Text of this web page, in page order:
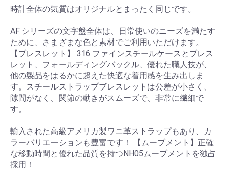
時計全体の気質はオリジナルとまったく同じです。
AF シリーズの文字盤全体は、日常使いのニーズを満たす
ために、さまざまな色と素材でご利用いただけます。
【ブレスレット】 316 ファインスチールケースとブレス
レット、フォールディングバックル、優れた職人技が、
他の製品をはるかに超えた快適な着用感を生み出しま
す。スチールストラップブレスレットは公差が小さく、
隙間がなく、関節の動きがスムーズで、非常に繊細で
す。
輸入された高級アメリカ製ワニ革ストラップもあり、カ
ラーバリエーションも豊富です！ 【ムーブメント】正確
な移動時間と優れた品質を持つNH05ムーブメントを独占
採用！